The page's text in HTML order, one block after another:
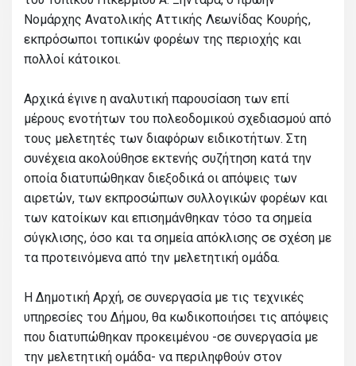
Νομάρχης Ανατολικής Αττικής Λεωνίδας Κουρής,
εκπρόσωποι τοπικών φορέων της περιοχής και
πολλοί κάτοικοι.
Αρχικά έγινε η αναλυτική παρουσίαση των επί
μέρους ενοτήτων του πολεοδομικού σχεδιασμού από
τους μελετητές των διαφόρων ειδικοτήτων. Στη
συνέχεια ακολούθησε εκτενής συζήτηση κατά την
οποία διατυπώθηκαν διεξοδικά οι απόψεις των
αιρετών, των εκπροσώπων συλλογικών φορέων και
των κατοίκων και επισημάνθηκαν τόσο τα σημεία
σύγκλισης, όσο και τα σημεία απόκλισης σε σχέση με
τα προτεινόμενα από την μελετητική ομάδα.
Η Δημοτική Αρχή, σε συνεργασία με τις τεχνικές
υπηρεσίες του Δήμου, θα κωδικοποιήσει τις απόψεις
που διατυπώθηκαν προκειμένου -σε συνεργασία με
την μελετητική ομάδα- να περιληφθούν στον